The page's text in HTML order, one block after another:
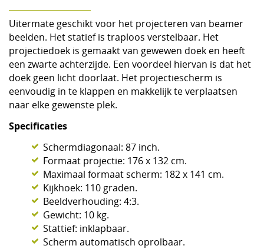
Uitermate geschikt voor het projecteren van beamer
beelden. Het statief is traploos verstelbaar. Het
projectiedoek is gemaakt van gewewen doek en heeft
een zwarte achterzijde. Een voordeel hiervan is dat het
doek geen licht doorlaat. Het projectiescherm is
eenvoudig in te klappen en makkelijk te verplaatsen
naar elke gewenste plek.
Specificaties
Schermdiagonaal: 87 inch.
Formaat projectie: 176 x 132 cm.
Maximaal formaat scherm: 182 x 141 cm.
Kijkhoek: 110 graden.
Beeldverhouding: 4:3.
Gewicht: 10 kg.
Stattief: inklapbaar.
Scherm automatisch oprolbaar.